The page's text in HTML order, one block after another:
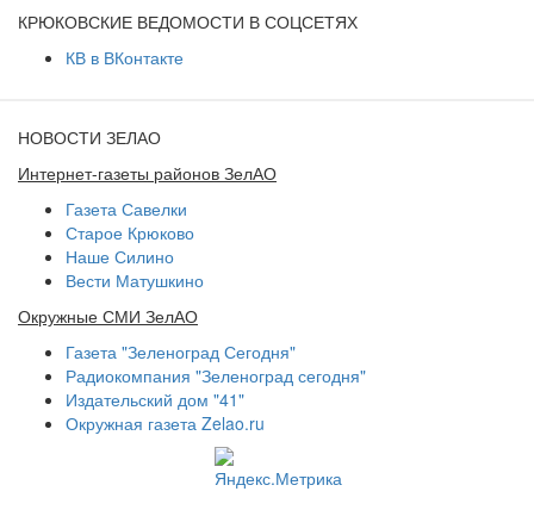
КРЮКОВСКИЕ ВЕДОМОСТИ В СОЦСЕТЯХ
КВ в ВКонтакте
НОВОСТИ ЗЕЛАО
Интернет-газеты районов ЗелАО
Газета Савелки
Старое Крюково
Наше Силино
Вести Матушкино
Окружные СМИ ЗелАО
Газета "Зеленоград Сегодня"
Радиокомпания "Зеленоград сегодня"
Издательский дом "41"
Окружная газета Zelao.ru